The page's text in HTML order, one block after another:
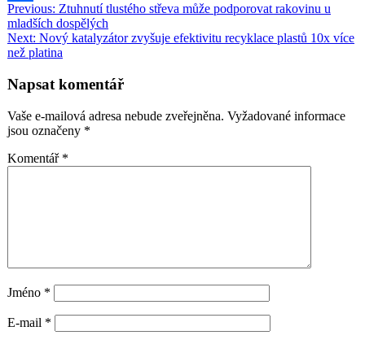
Share
Navigace
pro
příspěvek
Previous: Ztuhnutí tlustého střeva může podporovat rakovinu u
mladších dospělých
Next: Nový katalyzátor zvyšuje efektivitu recyklace plastů 10x více
než platina
Napsat komentář
Vaše e-mailová adresa nebude zveřejněna. Vyžadované informace
jsou označeny *
Komentář *
Jméno *
E-mail *